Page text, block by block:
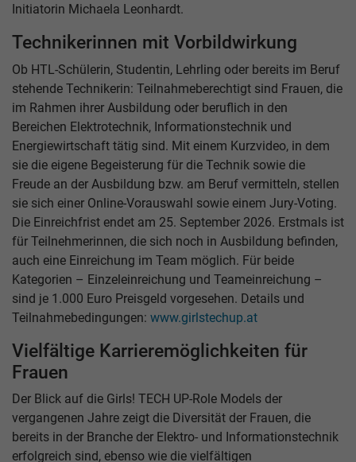
Initiatorin Michaela Leonhardt.
Technikerinnen mit Vorbildwirkung
Ob HTL-Schülerin, Studentin, Lehrling oder bereits im Beruf
stehende Technikerin: Teilnahmeberechtigt sind Frauen, die
im Rahmen ihrer Ausbildung oder beruflich in den
Bereichen Elektrotechnik, Informationstechnik und
Energiewirtschaft tätig sind. Mit einem Kurzvideo, in dem
sie die eigene Begeisterung für die Technik sowie die
Freude an der Ausbildung bzw. am Beruf vermitteln, stellen
sie sich einer Online-Vorauswahl sowie einem Jury-Voting.
Die Einreichfrist endet am 25. September 2026. Erstmals ist
für Teilnehmerinnen, die sich noch in Ausbildung befinden,
auch eine Einreichung im Team möglich. Für beide
Kategorien – Einzeleinreichung und Teameinreichung –
sind je 1.000 Euro Preisgeld vorgesehen. Details und
Teilnahmebedingungen: www.girlstechup.at
Vielfältige Karrieremöglichkeiten für
Frauen
Der Blick auf die Girls! TECH UP-Role Models der
vergangenen Jahre zeigt die Diversität der Frauen, die
bereits in der Branche der Elektro- und Informationstechnik
erfolgreich sind, ebenso wie die vielfältigen